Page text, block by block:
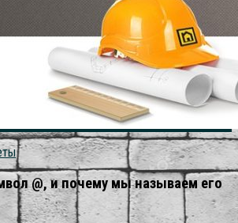
@, и почему мы называем его